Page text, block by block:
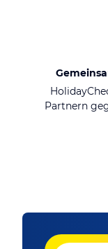
Partnern